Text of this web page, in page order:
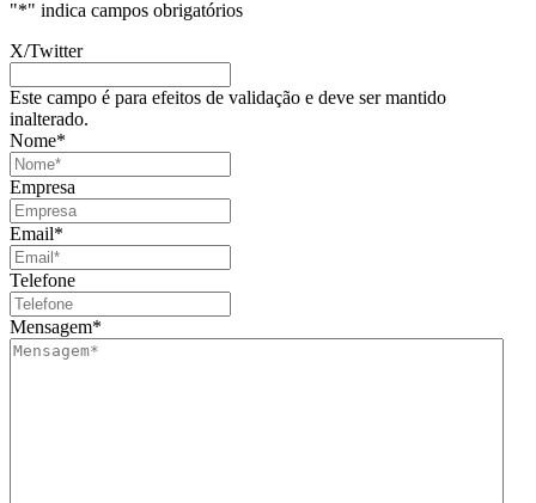
"*" indica campos obrigatórios
X/Twitter
Este campo é para efeitos de validação e deve ser mantido
inalterado.
Nome*
Empresa
Email*
Telefone
Mensagem*